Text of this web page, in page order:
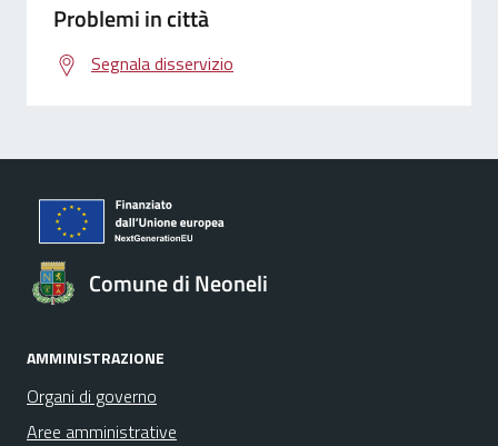
Problemi in città
Segnala disservizio
Comune di Neoneli
AMMINISTRAZIONE
Organi di governo
Aree amministrative